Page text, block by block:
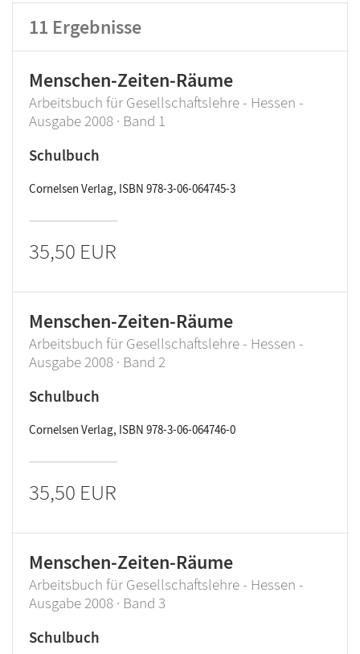
11 Ergebnisse
Menschen-Zeiten-Räume
Arbeitsbuch für Gesellschaftslehre - Hessen -
Ausgabe 2008 · Band 1
Schulbuch
Cornelsen Verlag, ISBN 978-3-06-064745-3
35,50 EUR
Menschen-Zeiten-Räume
Arbeitsbuch für Gesellschaftslehre - Hessen -
Ausgabe 2008 · Band 2
Schulbuch
Cornelsen Verlag, ISBN 978-3-06-064746-0
35,50 EUR
Menschen-Zeiten-Räume
Arbeitsbuch für Gesellschaftslehre - Hessen -
Ausgabe 2008 · Band 3
Schulbuch